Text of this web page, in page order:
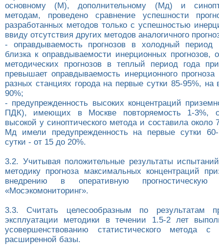
основному (М), дополнительному (Мд) и
методам, проведено сравнение успешности
разработанных методов только с успешностью
ввиду отсутствия других методов аналогичного
- оправдываемость прогнозов в холодный период
близка к оправдываемости инерционных прогнозов,
методических прогнозов в теплый период года
превышает оправдываемость инерционного
разных станциях города на первые сутки 85-95%, на
90%;
- предупрежденность высоких концентраций
ПДК), имеющих в Москве повторяемость 1-3%,
высокой у синоптического метода и составила
Мд имели предупрежденность на первые сутки
сутки - от 15 до 20%.
3.2. Учитывая положительные результаты
методику прогноза максимальных концентраций
внедрению в оперативную
«Мосэкомониторинг».
3.3. Считать целесообразным по результатам
эксплуатации методики в течении 1.5-2 лет
усовершенствованию статистического метода с
расширенной базы.